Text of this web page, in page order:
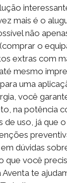
mais é o
não
o
extras com
mesmo
uma
você
na potência
de uso, já que
dúvidas
que você
te